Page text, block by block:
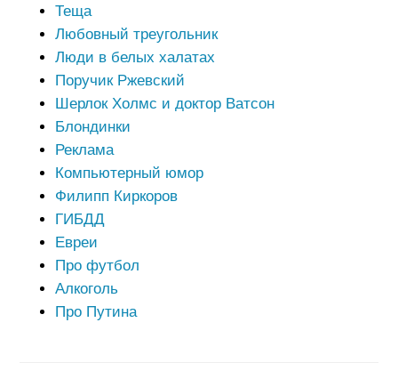
Теща
Любовный треугольник
Люди в белых халатах
Поручик Ржевский
Шерлок Холмс и доктор Ватсон
Блондинки
Реклама
Компьютерный юмор
Филипп Киркоров
ГИБДД
Евреи
Про футбол
Алкоголь
Про Путина